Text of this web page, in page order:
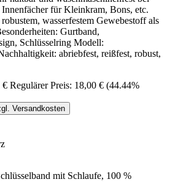
für Kleinkram, Bons, etc.
wasserfestem Gewebestoff als
Gurtband,
Schlüsselring Modell:
abriebfest, reißfest, robust,
€ Regulärer Preis: 18,00 € (44.44%
Versandkosten
mit Schlaufe, 100 %